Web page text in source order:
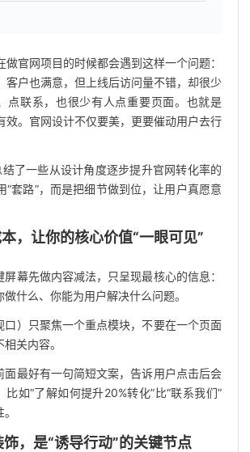
做官网项目的时候都会遇到这样一个问题：
客户也满意，但上线后访问量不错，却很少
点联系，也很少有人点重要页面。也就是
效。官网设计不仅要美，更要催动用户去行
了一些从设计角度逐步提升官网转化率的
“套路”，而是把细节做到位，让用户真愿意
，让你的核心价值“一眼可见”
屏幕先做内容减法，只呈现最核心的信息：
什么、你能为用户解决什么问题。
口）只聚焦一个重点模块，不要在一个页面
关内容。
面最好有一句简短文案，告诉用户点击后会
比如“了解如何提升20%转化”比“联系我们”
，是“诱导行动”的关键节点